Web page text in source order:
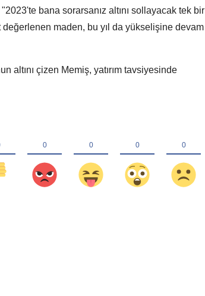
bana sorarsanız altını sollayacak tek bir
maden, bu yıl da yükselişine devam
altını çizen Memiş, yatırım tavsiyesinde